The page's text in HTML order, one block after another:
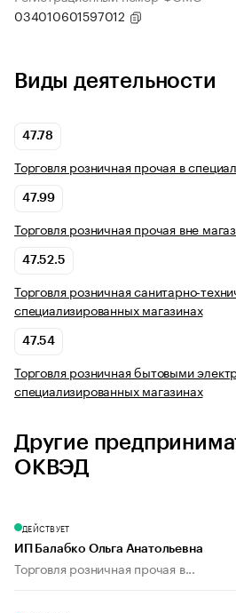
034010601597012
Виды деятельности
47.78
Торговля розничная прочая в
47.99
Торговля розничная прочая вне
47.52.5
Торговля розничная санитарно-
специализированных магазинах
47.54
Торговля розничная бытовыми
специализированных магазинах
Другие
ОКВЭД
ДЕЙСТВУЕТ
ИП Балабко Ольга Анатольевна
Торговля розничная прочая в...